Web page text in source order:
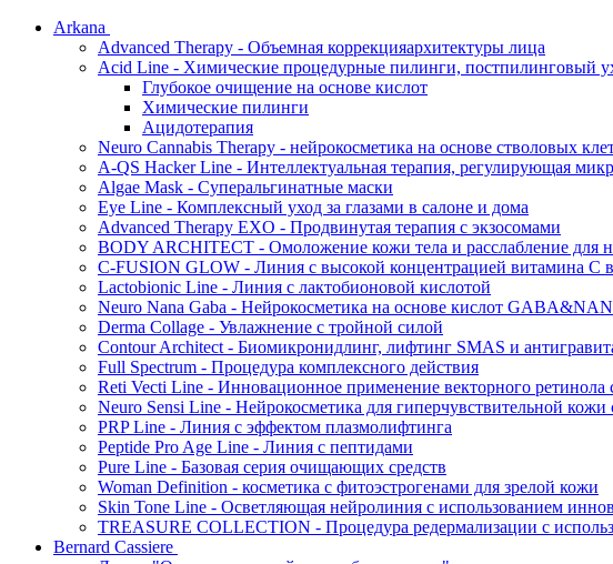
Arkana
Advanced Therapy - Объемная коррекцияархитектуры лица
Acid Line - Химические процедурные пилинги, постпилинговый
Глубокое очищение на основе кислот
Химические пилинги
Ацидотерапия
Neuro Cannabis Therapy - нейрокосметика на основе стволовых
A-QS Hacker Line - Интеллектуальная терапия, регулирующая
Algae Mask - Суперальгинатные маски
Eye Line - Комплексный уход за глазами в салоне и дома
Advanced Therapy EXO - Продвинутая терапия с экзосомами
BODY ARCHITECT - Омоложение кожи тела и расслабление для
C-FUSION GLOW - Линия с высокой концентрацией витамина C
Lactobionic Line - Линия с лактобионовой кислотой
Neuro Nana Gaba - Нейрокосметика на основе кислот
Derma Collage - Увлажнение с тройной силой
Contour Architect - Биомикронидлинг, лифтинг SMAS и
Full Spectrum - Процедура комплексного действия
Reti Vecti Line - Инновационное применение векторного
Neuro Sensi Line - Нейрокосметика для гиперчувствительной кожи
PRP Line - Линия с эффектом плазмолифтинга
Peptide Pro Age Line - Линия с пептидами
Pure Line - Базовая серия очищающих средств
Woman Definition - косметика с фитоэстрогенами для зрелой кожи
Skin Tone Line - Осветляющая нейролиния с использованием
TREASURE COLLECTION - Процедура редермализации с
Bernard Cassiere